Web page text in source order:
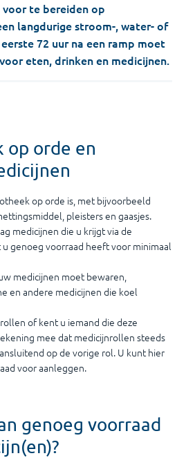
te bereiden op
langdurige stroom-, water- of
72 uur na een ramp moet
eten, drinken en medicijnen.
op orde en
op orde is, met bijvoorbeeld
pleisters en gaasjes.
medicijnen die u krijgt via de
genoeg voorraad heeft voor minimaal
medicijnen moet bewaren,
en andere medicijnen die koel
of kent u iemand die deze
mee dat medicijnrollen steeds
op de vorige rol. U kunt hier
voor aanleggen.
genoeg voorraad